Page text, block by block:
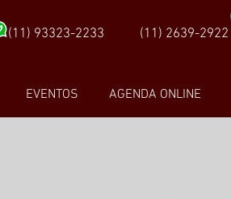
(11) 93323-2233 (11) 2639-2922
EVENTOS AGENDA ONLINE